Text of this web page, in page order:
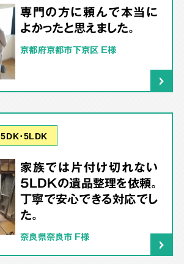
専門の方に頼んで本当に
よかったと思えました。
京都府京都市下京区 E様
5DK･5LDK
家族では片付け切れない
5LDKの遺品整理を依頼。
丁寧で安心できる対応でし
た。
奈良県奈良市 F様